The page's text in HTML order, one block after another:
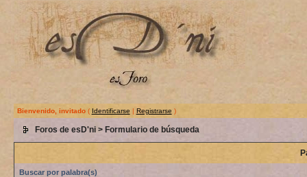
Bienvenido, invitado( Identificarse | Registrarse )
Foros de esD'ni> Formulario de búsqueda
Buscar por palabra(s)